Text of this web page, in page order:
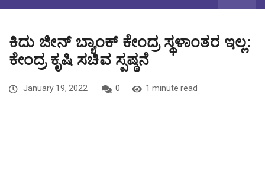
ಕಿದು ಜೀನ್ ಬ್ಯಾಂಕ್ ಕೇಂದ್ರ ಸ್ಥಳಾಂತರ ಇಲ್ಲ:
ಕೇಂದ್ರ ಕೃಷಿ ಸಚಿವ ಸ್ಪಷ್ಠನೆ
January 19, 2022 0 1 minute read